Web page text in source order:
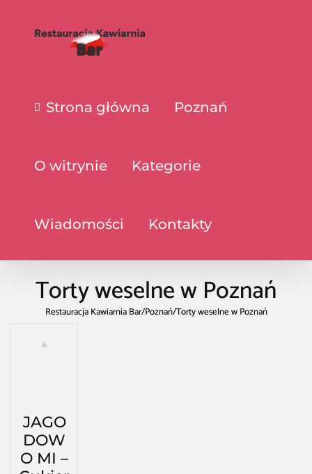
Strona główna Poznań
O witrynie Kategorie
Wiadomości Kontakty
Torty weselne w Poznań
Restauracja Kawiarnia Bar/Poznań/Torty weselne w Poznań
JAGO
DOW
O MI –